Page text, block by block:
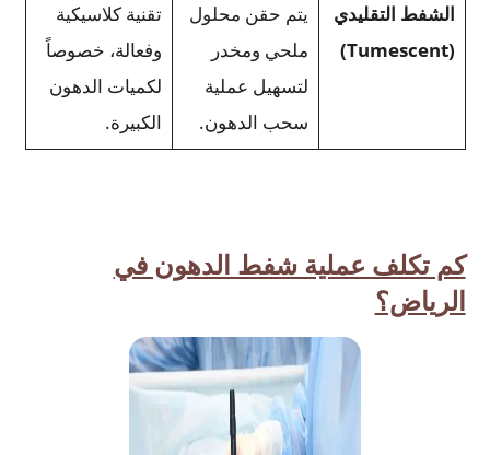
الشفط التقليدي
(Tumescent)
يتم حقن محلول
ملحي ومخدر
لتسهيل عملية
سحب الدهون.
تقنية كلاسيكية
وفعالة، خصوصاً
لكميات الدهون
الكبيرة.
كم تكلف عملية شفط الدهون في
الرياض؟